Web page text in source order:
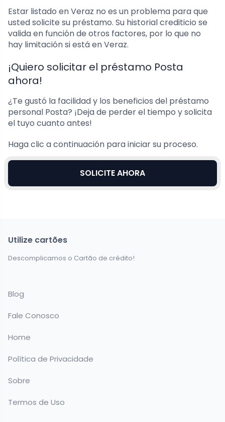
Estar listado en Veraz no es un problema para que
usted solicite su préstamo. Su historial crediticio se
valida en función de otros factores, por lo que no
hay limitación si está en Veraz.
¡Quiero solicitar el préstamo Posta
ahora!
¿Te gustó la facilidad y los beneficios del préstamo
personal Posta? ¡Deja de perder el tiempo y solicita
el tuyo cuanto antes!
Haga clic a continuación para iniciar su proceso.
SOLICITE AHORA
Utilize cartões
Descomplicamos o Cartão de crédito!
Blog
Fale Conosco
Home
Política de Privacidade
Sobre
Termos de Uso